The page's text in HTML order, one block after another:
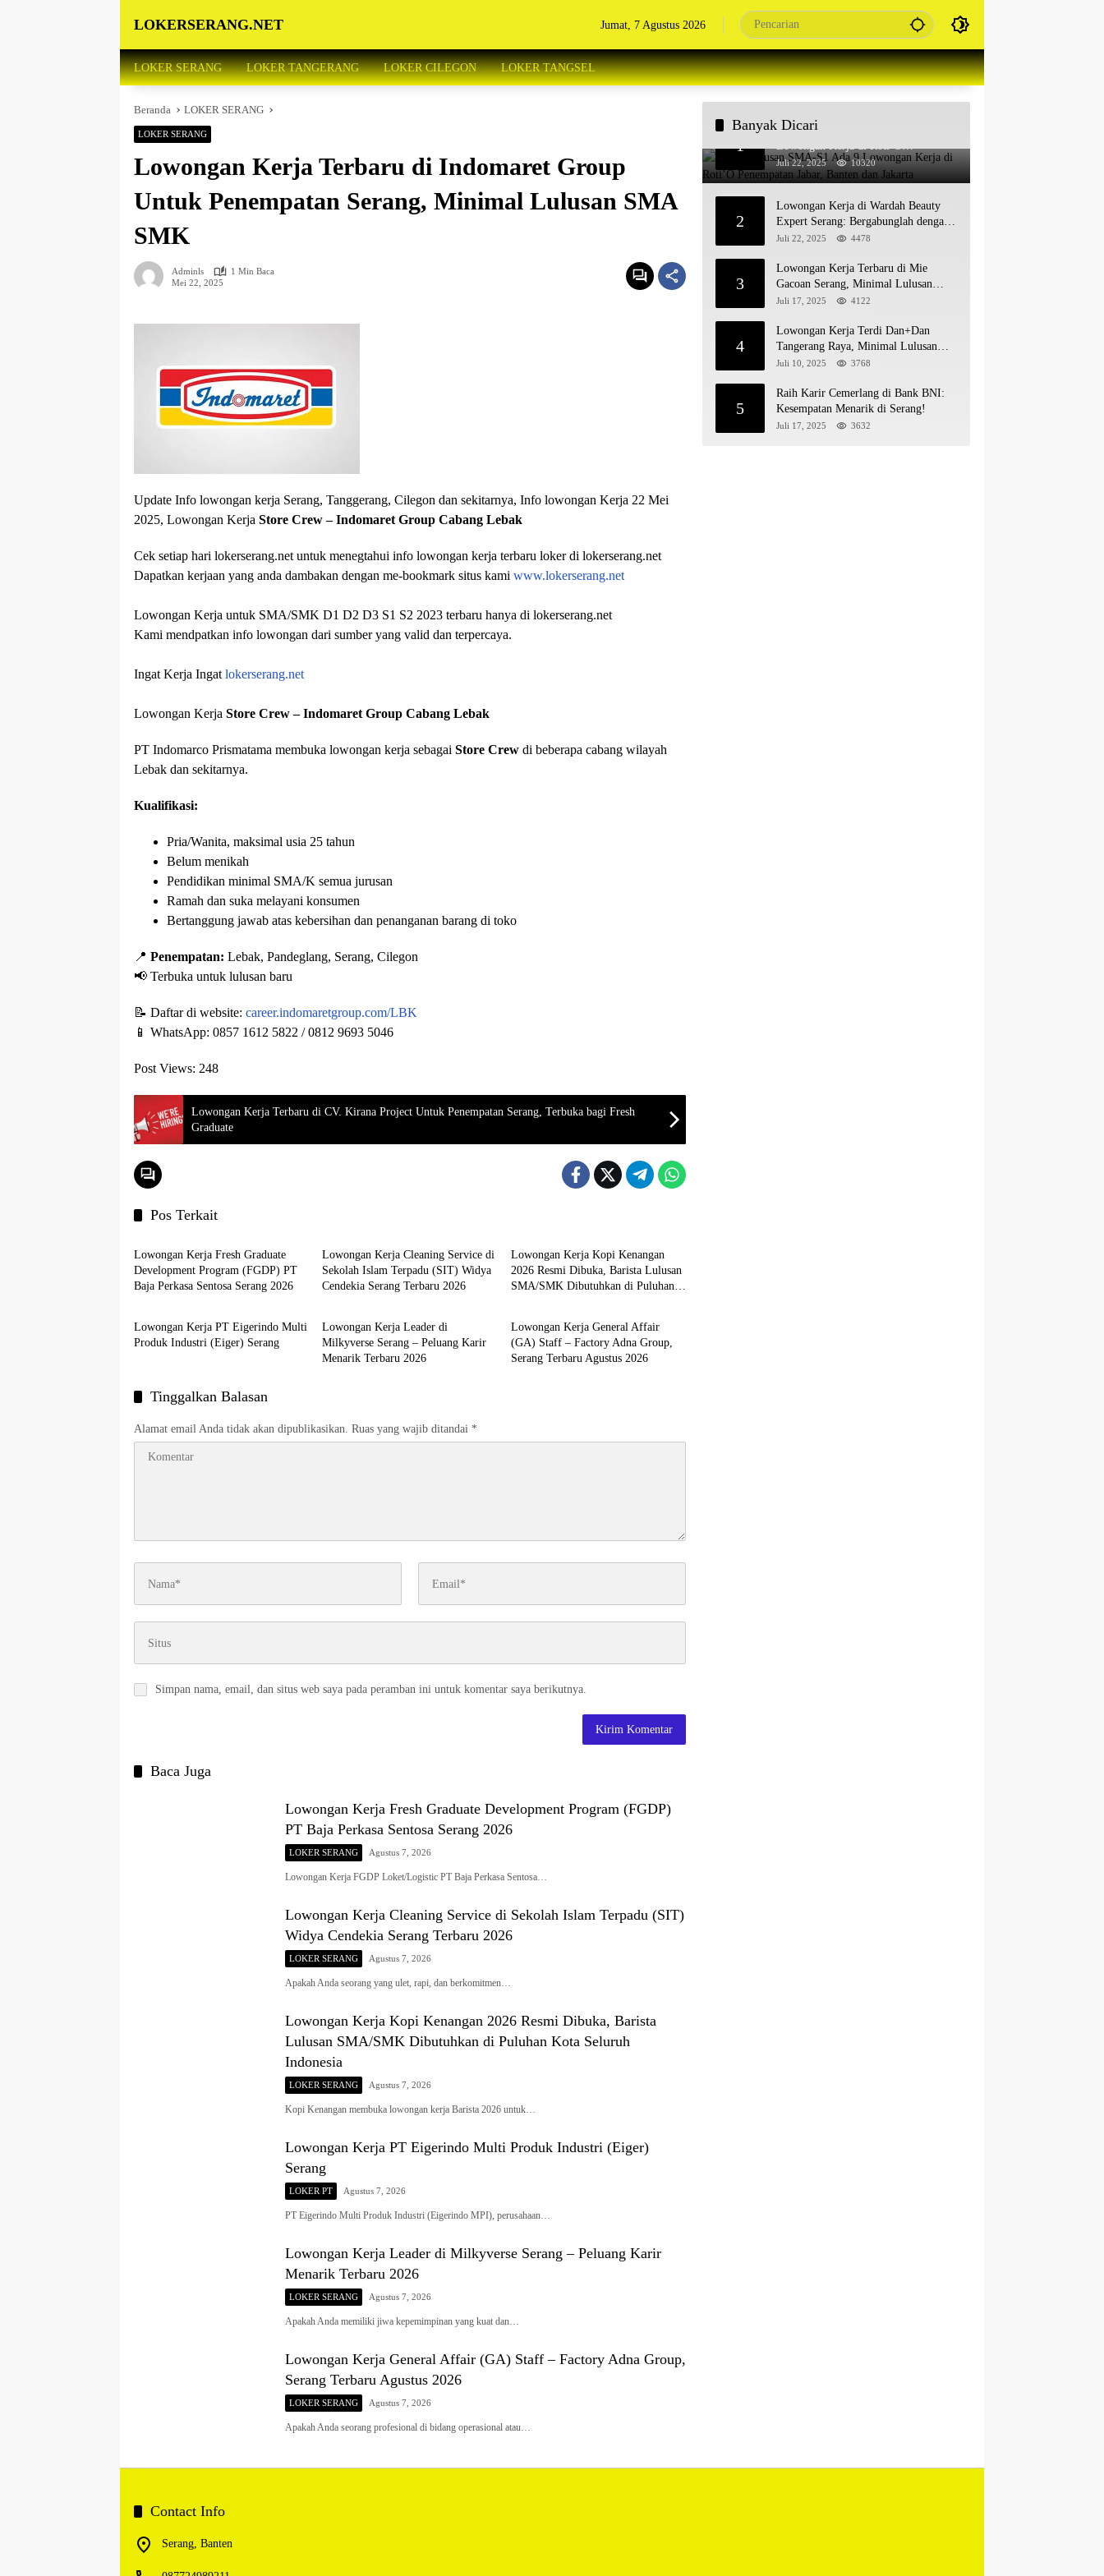
LOKERSERANG.NET
Lowongan
Kerja
dan
Sekitarnya
Jumat, 7 Agustus 2026
LOKER SERANG LOKER TANGERANG LOKER CILEGON LOKER TANGSEL
Beranda LOKER SERANG
LOKER SERANG
Lowongan Kerja Terbaru di Indomaret Group
Untuk Penempatan Serang, Minimal Lulusan SMA
SMK
Adminls
1 Min Baca
Mei 22, 2025
Update Info lowongan kerja Serang, Tanggerang, Cilegon dan sekitarnya, Info lowongan Kerja 22 Mei
2025, Lowongan Kerja Store Crew – Indomaret Group Cabang Lebak
Cek setiap hari lokerserang.net untuk menegtahui info lowongan kerja terbaru loker di lokerserang.net
Dapatkan kerjaan yang anda dambakan dengan me-bookmark situs kami www.lokerserang.net
Lowongan Kerja untuk SMA/SMK D1 D2 D3 S1 S2 2023 terbaru hanya di lokerserang.net
Kami mendpatkan info lowongan dari sumber yang valid dan terpercaya.
Ingat Kerja Ingat lokerserang.net
Lowongan Kerja Store Crew – Indomaret Group Cabang Lebak
PT Indomarco Prismatama membuka lowongan kerja sebagai Store Crew di beberapa cabang wilayah
Lebak dan sekitarnya.
Kualifikasi:
Pria/Wanita, maksimal usia 25 tahun
Belum menikah
Pendidikan minimal SMA/K semua jurusan
Ramah dan suka melayani konsumen
Bertanggung jawab atas kebersihan dan penanganan barang di toko
📍 Penempatan: Lebak, Pandeglang, Serang, Cilegon
📢 Terbuka untuk lulusan baru
📝 Daftar di website: career.indomaretgroup.com/LBK
📱 WhatsApp: 0857 1612 5822 / 0812 9693 5046
Post Views: 248
Lowongan Kerja Terbaru di CV. Kirana Project Untuk Penempatan Serang, Terbuka bagi Fresh
Graduate
Pos Terkait
LOKER SERANG
Lowongan Kerja Fresh Graduate
Development Program (FGDP) PT
Baja Perkasa Sentosa Serang 2026
Lowongan Kerja Cleaning Service di
Sekolah Islam Terpadu (SIT) Widya
Cendekia Serang Terbaru 2026
Lowongan Kerja Kopi Kenangan
2026 Resmi Dibuka, Barista Lulusan
SMA/SMK Dibutuhkan di Puluhan
LOKER PT
Lowongan Kerja PT Eigerindo Multi
Produk Industri (Eiger) Serang
LOKER SERANG
Lowongan Kerja Leader di
Milkyverse Serang – Peluang Karir
Menarik Terbaru 2026
Lowongan Kerja General Affair
(GA) Staff – Factory Adna Group,
Serang Terbaru Agustus 2026
Tinggalkan Balasan
Alamat email Anda tidak akan dipublikasikan. Ruas yang wajib ditandai *
Simpan nama, email, dan situs web saya pada peramban ini untuk komentar saya berikutnya.
Baca Juga
Lowongan Kerja Fresh Graduate Development Program (FGDP)
PT Baja Perkasa Sentosa Serang 2026
LOKER SERANG Agustus 7, 2026
Lowongan Kerja FGDP Loket/Logistic PT Baja Perkasa Sentosa…
Lowongan Kerja Cleaning Service di Sekolah Islam Terpadu (SIT)
Widya Cendekia Serang Terbaru 2026
LOKER SERANG Agustus 7, 2026
Apakah Anda seorang yang ulet, rapi, dan berkomitmen…
Lowongan Kerja Kopi Kenangan 2026 Resmi Dibuka, Barista
Lulusan SMA/SMK Dibutuhkan di Puluhan Kota Seluruh
Indonesia
LOKER SERANG Agustus 7, 2026
Kopi Kenangan membuka lowongan kerja Barista 2026 untuk…
Lowongan Kerja PT Eigerindo Multi Produk Industri (Eiger)
Serang
LOKER PT Agustus 7, 2026
PT Eigerindo Multi Produk Industri (Eigerindo MPI), perusahaan…
Lowongan Kerja Leader di Milkyverse Serang – Peluang Karir
Menarik Terbaru 2026
LOKER SERANG Agustus 7, 2026
Apakah Anda memiliki jiwa kepemimpinan yang kuat dan…
Lowongan Kerja General Affair (GA) Staff – Factory Adna Group,
Serang Terbaru Agustus 2026
LOKER SERANG Agustus 7, 2026
Apakah Anda seorang profesional di bidang operasional atau…
Banyak Dicari
1
Untuk Lulusan SMA-S1 Ada 9
Lowongan Kerja di Roti’O
Penempatan Jabar, Banten dan Jakarta
Juli 22, 2025 10320
2
Lowongan Kerja di Wardah Beauty
Expert Serang: Bergabunglah dengan
Tim Kecantikan
Juli 22, 2025 4478
3
Lowongan Kerja Terbaru di Mie
Gacoan Serang, Minimal Lulusan
SMA SMK Sederajat
Juli 17, 2025 4122
4
Lowongan Kerja Terdi Dan+Dan
Tangerang Raya, Minimal Lulusan
SMA SMK
Juli 10, 2025 3768
5
Raih Karir Cemerlang di Bank BNI:
Kesempatan Menarik di Serang!
Juli 17, 2025 3632
Contact Info
Serang, Banten